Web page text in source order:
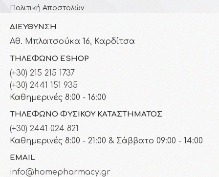
Πολιτική Αποστολών
ΔΙΕΎΘΥΝΣΗ
Αθ. Μπλατσούκα 16, Καρδίτσα
ΤΗΛΈΦΩΝΟ ESHOP
(+30) 215 215 1737
(+30) 2441 151 935
Καθημερινές 8:00 - 16:00
ΤΗΛΈΦΩΝΟ ΦΥΣΙΚΟΎ ΚΑΤΑΣΤΉΜΑΤΟΣ
(+30) 2441 024 821
Καθημερινές 8:00 - 21:00 & Σάββατο 09:00 - 14:00
EMAIL
info@homepharmacy.gr